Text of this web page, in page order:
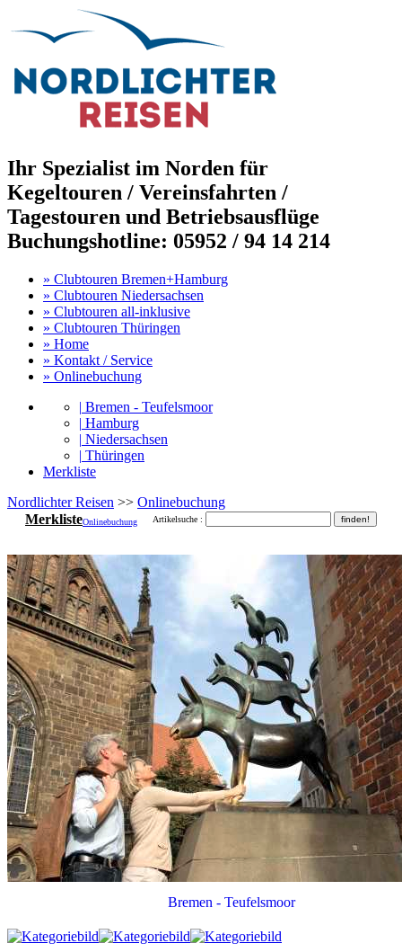
Ihr Spezialist im Norden für
Kegeltouren / Vereinsfahrten /
Tagestouren und Betriebsausflüge
Buchungshotline: 05952 / 94 14 214
» Clubtouren Bremen+Hamburg
» Clubtouren Niedersachsen
» Clubtouren all-inklusive
» Clubtouren Thüringen
» Home
» Kontakt / Service
» Onlinebuchung
| Bremen - Teufelsmoor
| Hamburg
| Niedersachsen
| Thüringen
Merkliste
Nordlichter Reisen >> Onlinebuchung
Merkliste
Artikelsuche :
Onlinebuchung
Bremen - Teufelsmoor